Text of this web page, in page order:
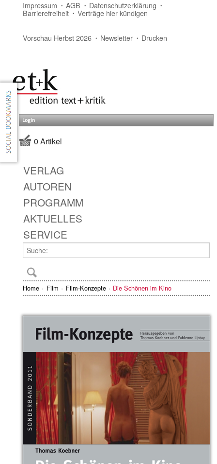
Impressum AGB Datenschutzerklärung
Barrierefreiheit Verträge hier kündigen
Vorschau Herbst 2026 Newsletter Drucken
Login
0 Artikel
VERLAG
AUTOREN
PROGRAMM
AKTUELLES
SERVICE
Home Film Film-Konzepte Die Schönen im Kino